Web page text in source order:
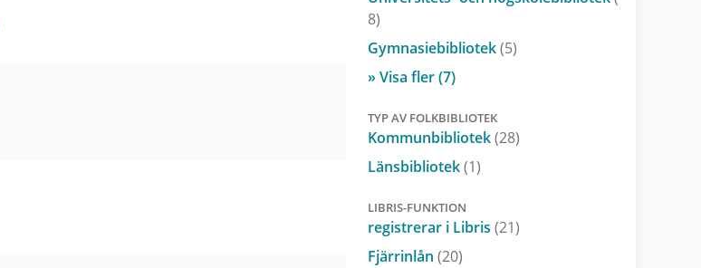
8)
Gymnasiebibliotek(5)
» Visa fler (7)
TYP AV FOLKBIBLIOTEK
Kommunbibliotek(28)
Länsbibliotek(1)
LIBRIS-FUNKTION
registrerar i Libris (21)
Fjärrinlån (20)